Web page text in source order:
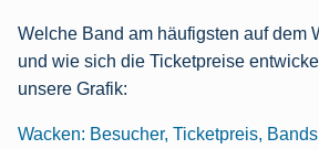
Welche Band am häufigsten auf dem
und wie sich die Ticketpreise
unsere Grafik:
Wacken: Besucher, Ticketpreis, Bands